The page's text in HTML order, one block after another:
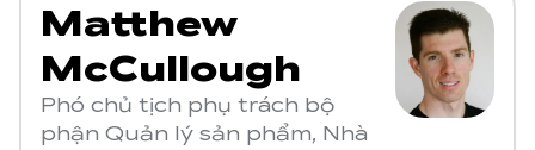
Matthew
McCullough
Phó chủ tịch phụ trách bộ
phận Quản lý sản phẩm, Nhà